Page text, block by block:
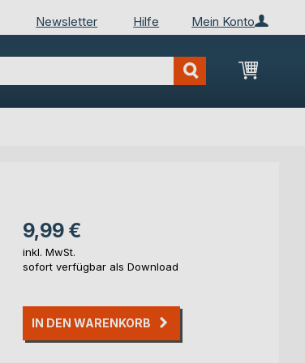
Mein Konto
Newsletter Hilfe
Mein
9,99 €
inkl. MwSt.
sofort verfügbar als Download
IN DEN WARENKORB